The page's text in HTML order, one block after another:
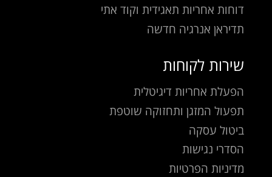
דוחות אחריות תאגידית וקוד אתי
תדיראן אנרגיה חדשה
שירות לקוחות
הפעלת אחריות דיגיטלית
תפעול המזגן ותחזוקה שוטפת
ביטול עסקה
הסדרי נגישות
מדיניות הפרטיות